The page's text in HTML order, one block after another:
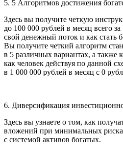
5. 5 Алгоритмов достижения
Здесь вы получите четкую
до 100 000 рублей в месяц всего
свой денежный поток и как стать
Вы получите четкий алгоритм
в 5 различных вариантах, а также
как человек действуя по данной
в 1 000 000 рублей в месяц с 0
6. Диверсификация
Здесь вы узнаете о том, как
вложений при минимальных
с системой активов богатых.